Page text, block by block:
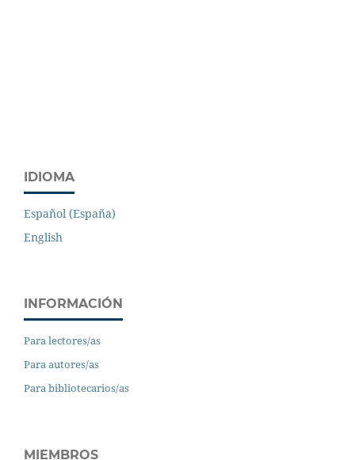
IDIOMA
Español (España)
English
INFORMACIÓN
Para lectores/as
Para autores/as
Para bibliotecarios/as
MIEMBROS